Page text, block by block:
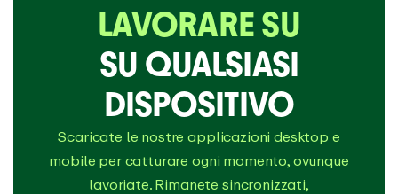
LAVORARE SU
SU QUALSIASI
DISPOSITIVO
Scaricate le nostre applicazioni desktop e
mobile per catturare ogni momento, ovunque
lavoriate. Rimanete sincronizzati,